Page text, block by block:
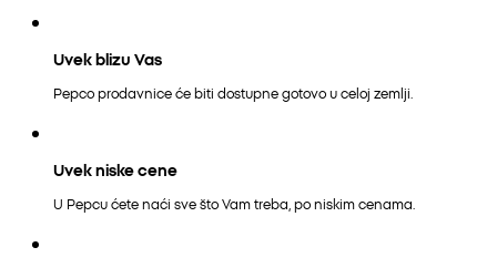
Uvek blizu Vas
Pepco prodavnice će biti dostupne gotovo u celoj zemlji.
Uvek niske cene
U Pepcu ćete naći sve što Vam treba, po niskim cenama.